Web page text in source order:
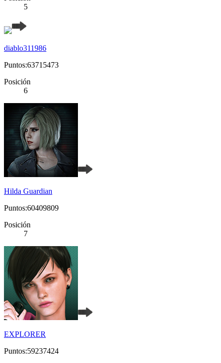
5
diablo311986
Puntos:63715473
Posición
6
Hilda Guardian
Puntos:60409809
Posición
7
EXPLORER
Puntos:59237424